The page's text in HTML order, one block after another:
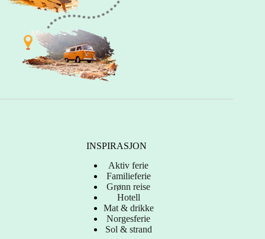
INSPIRASJON
Aktiv ferie
Familieferie
Grønn reise
Hotell
Mat & drikke
Norgesferie
Sol & strand